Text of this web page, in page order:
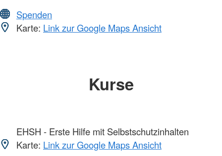
Spenden
Karte: Link zur Google Maps Ansicht
Kurse
EHSH - Erste Hilfe mit Selbstschutzinhalten
Karte: Link zur Google Maps Ansicht